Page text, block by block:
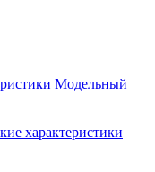
Модельный
характеристики